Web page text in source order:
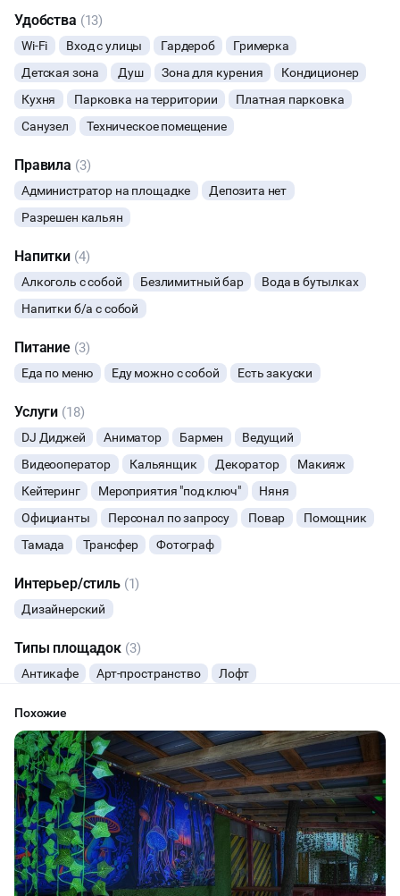
Удобства (13)
Wi-Fi Вход с улицы Гардероб
Гримерка
Детская зона
Душ Зона для курения
Кондиционер
Кухня
Парковка на территории
Платная парковка
Санузел
Техническое помещение
Правила (3)
Администратор на площадке
Депозита нет
Разрешен кальян
Напитки (4)
Алкоголь с собой Безлимитный бар
Вода в бутылках
Напитки б/а с собой
Питание (3)
Еда по меню Еду можно с собой Есть закуски
Услуги (18)
DJ Диджей Аниматор Бармен
Ведущий
Видеооператор
Кальянщик Декоратор
Макияж
Кейтеринг
Мероприятия "под ключ"
Няня
Официанты
Персонал по запросу Повар
Помощник
Тамада
Трансфер Фотограф
Интерьер/стиль (1)
Дизайнерский
Типы площадок (3)
Антикафе Арт-пространство Лофт
ВЫСТАВКИ
КАСТИНГИ
КИНОПРОСМОТР
НАСТОЛЬНЫЕ ИГРЫ
РЕПЕТИЦИИ
КУЛИНАРНЫЙ МАСТЕР-КЛАСС
ФУРШЕТЫ
КОНФЕРЕНЦИИ
ДЕГУСТАЦИИ
ЧАЕПИТИЕ
ТИМБИЛДИНГ
Похожие